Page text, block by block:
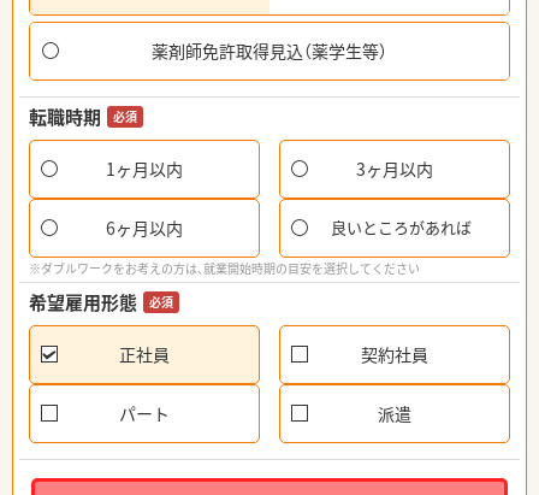
薬剤師免許取得見込（薬学生等）
転職時期 必須
1ヶ月以内 3ヶ月以内
6ヶ月以内 良いところがあれば
※ダブルワークをお考えの方は、就業開始時期の目安を選択してください
希望雇用形態 必須
正社員 契約社員
パート 派遣